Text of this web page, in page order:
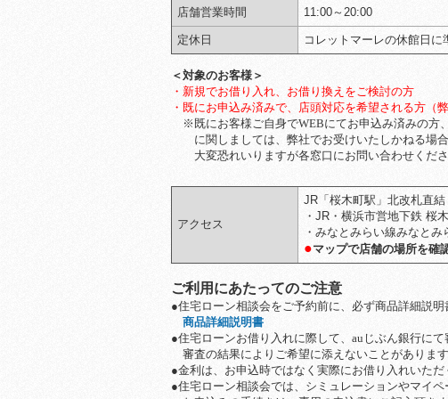
店舗営業時間 11:00～20:00
定休日 コレットマーレの休館日に
＜対象のお客様＞
・新規でお借り入れ、お借り換えをご検討の方
・既にお申込み済みで、店頭対応を希望される方（
※既にお客様ご自身でWEBにてお申込み済みの方
に関しましては、弊社でお受けいたしかねる場合
大変恐れいりますが各窓口にお問い合わせくださ
アクセス
JR「桜木町駅」北改札直結
・JR・横浜市営地下鉄 桜
・みなとみらい線みなと
●マップで店舗の場所を確
ご利用にあたってのご注意
●住宅ローン相談会をご予約前に、必ず商品詳細説明
商品詳細説明書
●住宅ローンお借り入れに際して、auじぶん銀行にて
審査の結果によりご希望に添えないことがありま
●金利は、お申込時ではなく実際にお借り入れいただ
●住宅ローン相談会では、シミュレーションやマイ